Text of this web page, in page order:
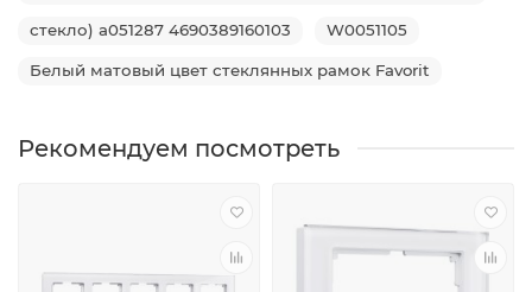
стекло) a051287 4690389160103 W0051105
Белый матовый цвет стеклянных рамок Favorit
Рекомендуем посмотреть